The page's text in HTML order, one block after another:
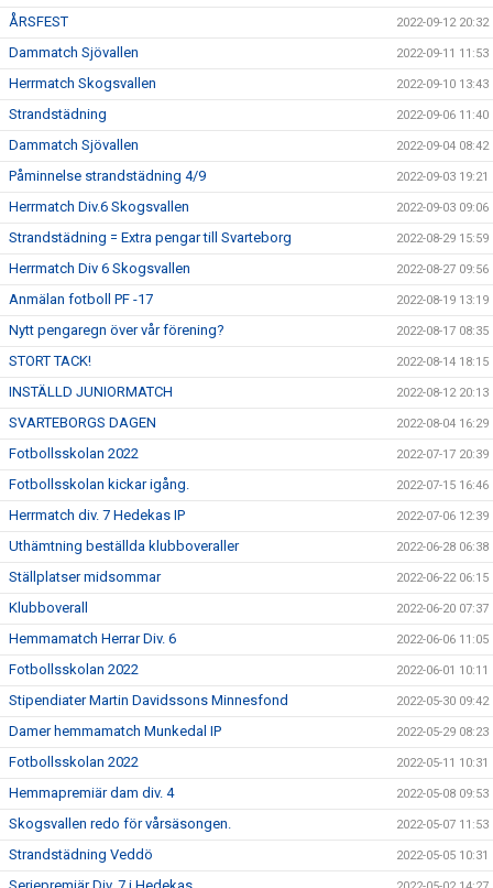
ÅRSFEST 2022-09-12 20:32
Dammatch Sjövallen 2022-09-11 11:53
Herrmatch Skogsvallen 2022-09-10 13:43
Strandstädning 2022-09-06 11:40
Dammatch Sjövallen 2022-09-04 08:42
Påminnelse strandstädning 4/9 2022-09-03 19:21
Herrmatch Div.6 Skogsvallen 2022-09-03 09:06
Strandstädning = Extra pengar till Svarteborg 2022-08-29 15:59
Herrmatch Div 6 Skogsvallen 2022-08-27 09:56
Anmälan fotboll PF -17 2022-08-19 13:19
Nytt pengaregn över vår förening? 2022-08-17 08:35
STORT TACK! 2022-08-14 18:15
INSTÄLLD JUNIORMATCH 2022-08-12 20:13
SVARTEBORGS DAGEN 2022-08-04 16:29
Fotbollsskolan 2022 2022-07-17 20:39
Fotbollsskolan kickar igång. 2022-07-15 16:46
Herrmatch div. 7 Hedekas IP 2022-07-06 12:39
Uthämtning beställda klubboveraller 2022-06-28 06:38
Ställplatser midsommar 2022-06-22 06:15
Klubboverall 2022-06-20 07:37
Hemmamatch Herrar Div. 6 2022-06-06 11:05
Fotbollsskolan 2022 2022-06-01 10:11
Stipendiater Martin Davidssons Minnesfond 2022-05-30 09:42
Damer hemmamatch Munkedal IP 2022-05-29 08:23
Fotbollsskolan 2022 2022-05-11 10:31
Hemmapremiär dam div. 4 2022-05-08 09:53
Skogsvallen redo för vårsäsongen. 2022-05-07 11:53
Strandstädning Veddö 2022-05-05 10:31